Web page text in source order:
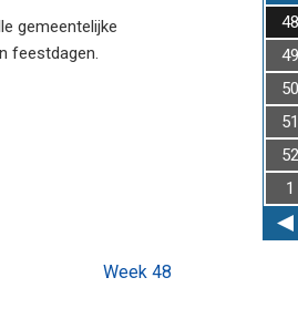
gemeentelijke
feestdagen.
48
49
50
51
52
1
Week 48